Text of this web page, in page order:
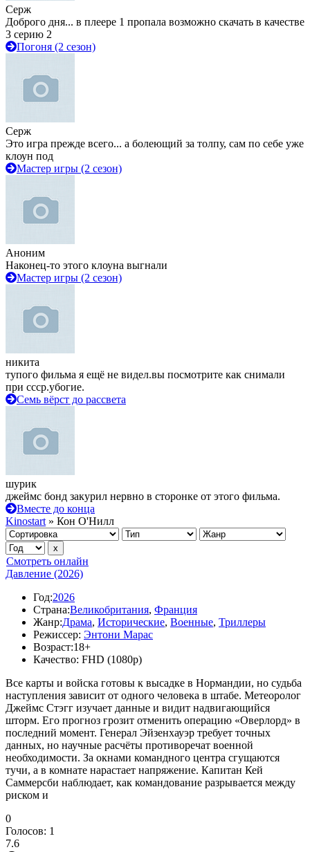
Серж
Доброго дня... в плеере 1 пропала возможно скачать в качестве
3 серию 2
Погоня (2 сезон)
Серж
Это игра прежде всего... а болеющий за толпу, сам по себе уже
клоун под
Мастер игры (2 сезон)
Аноним
Наконец-то этого клоуна выгнали
Мастер игры (2 сезон)
никита
тупого фильма я ещё не видел.вы посмотрите как снимали
при ссср.убогие.
Семь вёрст до рассвета
шурик
джеймс бонд закурил нервно в сторонке от этого фильма.
Вместе до конца
Kinostart » Кон О'Нилл
Смотреть онлайн
Давление (2026)
Год:2026
Страна:Великобритания, Франция
Жанр:Драма, Исторические, Военные, Триллеры
Режиссер: Энтони Марас
Возраст:18+
Качество: FHD (1080p)
Все карты и войска готовы к высадке в Нормандии, но судьба
наступления зависит от одного человека в штабе. Метеоролог
Джеймс Стэгг изучает данные и видит надвигающийся
шторм. Его прогноз грозит отменить операцию «Оверлорд» в
последний момент. Генерал Эйзенхауэр требует точных
данных, но научные расчёты противоречат военной
необходимости. За окнами командного центра сгущаются
тучи, а в комнате нарастает напряжение. Капитан Кей
Саммерсби наблюдает, как командование разрывается между
риском и
0
Голосов: 1
7.6